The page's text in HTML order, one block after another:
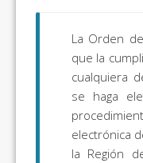
La Orden
que la
cualquiera
se haga
electrónica
la Región